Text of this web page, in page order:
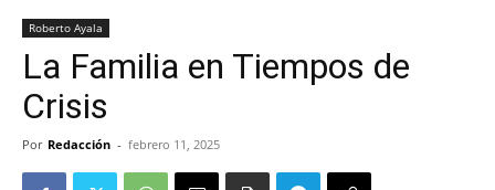
Roberto Ayala
La Familia en Tiempos de
Crisis
Por Redacción - febrero 11, 2025